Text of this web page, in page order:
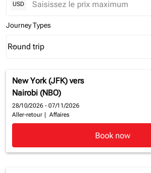
USD
Journey Types
Journey Types option Round trip Selected
Round trip
keyboard_arrow_down
New York (JFK) vers
Nairobi (NBO)
28/10/2026 - 07/11/2026
Aller-retour
Affaires
Book now